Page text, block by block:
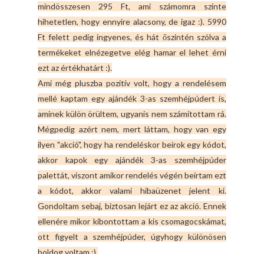
mindösszesen 295 Ft, ami számomra szinte
hihetetlen, hogy ennyire alacsony, de igaz :). 5990
Ft felett pedig ingyenes, és hát őszintén szólva a
termékeket elnézegetve elég hamar el lehet érni
ezt az értékhatárt :).
Ami még pluszba pozitív volt, hogy a rendelésem
mellé kaptam egy ajándék 3-as szemhéjpúdert is,
aminek külön örültem, ugyanis nem számítottam rá.
Mégpedig azért nem, mert láttam, hogy van egy
ilyen "akció", hogy ha rendeléskor beírok egy kódot,
akkor kapok egy ajándék 3-as szemhéjpúder
palettát, viszont amikor rendelés végén beírtam ezt
a kódot, akkor valami hibaüzenet jelent ki.
Gondoltam sebaj, biztosan lejárt ez az akció. Ennek
ellenére mikor kibontottam a kis csomagocskámat,
ott figyelt a szemhéjpúder, úgyhogy különösen
boldog voltam :).